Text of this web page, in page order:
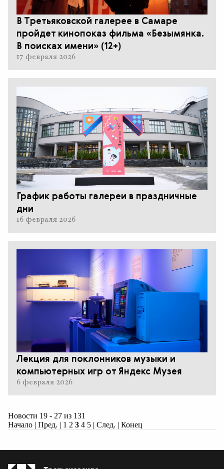
В Третьяковской галерее в Самаре
пройдет кинопоказ фильма «Безымянка.
В поисках имени» (12+)
17 февраля 2026
График работы галереи в праздничные
дни
16 февраля 2026
Лекция для поклонников музыки и
компьютерных игр от Яндекс Музея
6 февраля 2026
Новости 19 - 27 из 131
Начало | Пред. | 1 2 3 4 5 | След. | Конец